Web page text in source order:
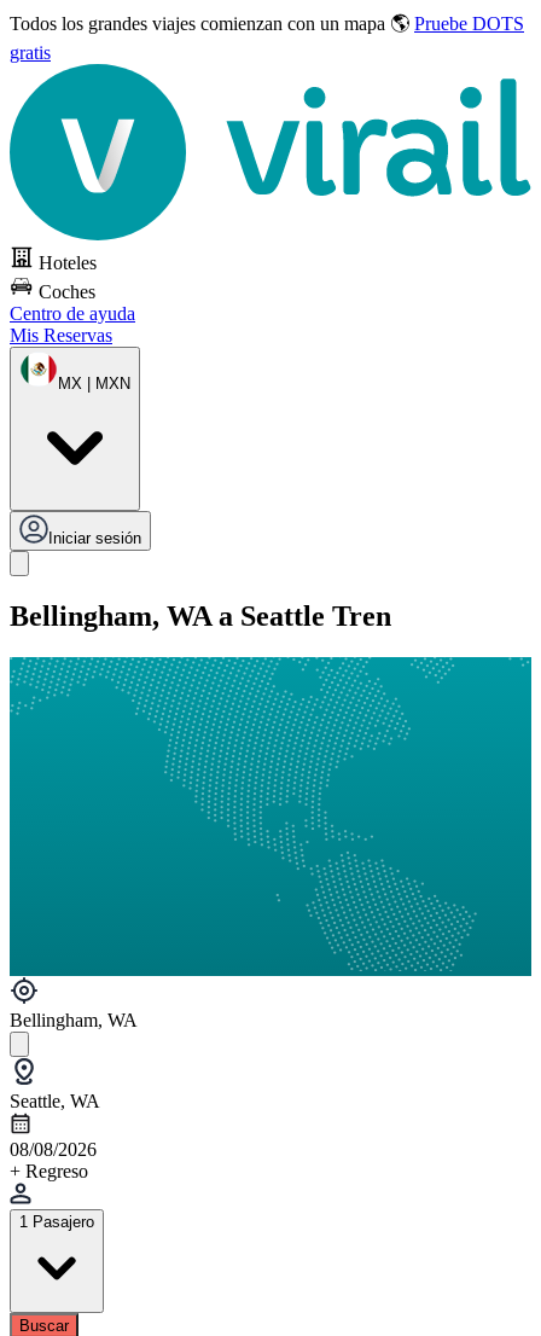
Todos los grandes viajes comienzan con un mapa 🌎 Pruebe DOTS
gratis
Hoteles
Coches
Centro de ayuda
Mis Reservas
MX | MXN
Iniciar sesión
Bellingham, WA a Seattle Tren
Bellingham, WA
Seattle, WA
08/08/2026
+ Regreso
1 Pasajero
Buscar